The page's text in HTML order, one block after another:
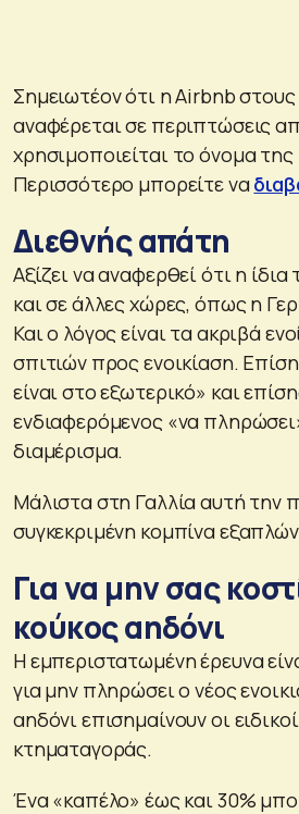
Σημειωτέον ότι η Airbnb
αναφέρεται σε περιπτώσεις
χρησιμοποιείται το όνομα
Περισσότερο μπορείτε να
Διεθνής απάτη
Αξίζει να αναφερθεί ότι η
και σε άλλες χώρες, όπως η
Και ο λόγος είναι τα ακριβά
σπιτιών προς ενοικίαση.
είναι στο εξωτερικό» και
ενδιαφερόμενος «να
διαμέρισμα.
Μάλιστα στη Γαλλία αυτή την
συγκεκριμένη κομπίνα
Για να μην σας
κούκος αηδόνι
Η εμπεριστατωμένη έρευνα
για μην πληρώσει ο νέος
αηδόνι επισημαίνουν οι
κτηματαγοράς.
Ένα «καπέλο» έως και 30%